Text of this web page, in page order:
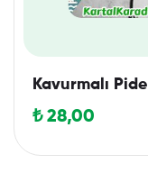
Kavurmalı Pide
₺28,00